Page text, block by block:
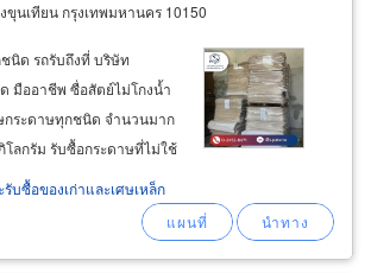
นเทียน กรุงเทพมหานคร 10150
นิด รถรับถึงที่ บริษัท
มืออาชีพ ซื่อสัตย์ไม่โกงน้ำ
กระดาษทุกชนิด จำนวนมาก
ลกรัม รับซื้อกระดาษที่ไม่ใช้
ศษกระดาษต่างๆ เศษ
ลูกอัดก้อน-ลูกเบน มีรถรับซื้อ
บซื้อของเก่าและเศษเหล็ก